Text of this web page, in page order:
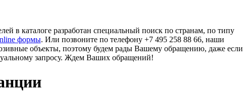
в каталоге разработан специальный поиск по странам, по типу
формы. Или позвоните по телефону +7 495 258 88 66, наши
объекты, поэтому будем рады Вашему обращению, даже если
запросу. Ждем Ваших обращений!